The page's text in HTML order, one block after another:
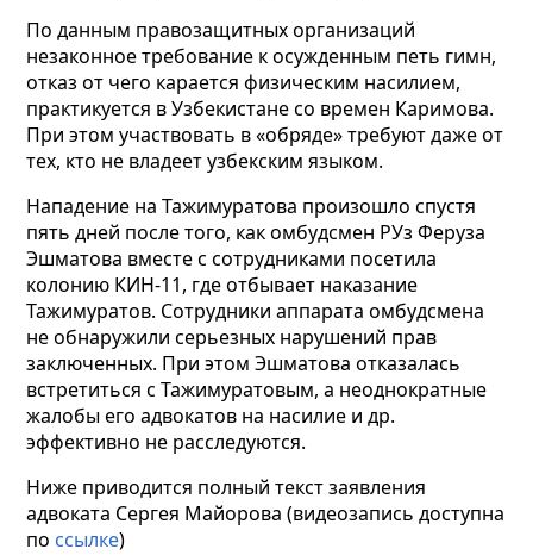
По данным правозащитных организаций
незаконное требование к осужденным петь гимн,
отказ от чего карается физическим насилием,
практикуется в Узбекистане со времен Каримова.
При этом участвовать в «обряде» требуют даже от
тех, кто не владеет узбекским языком.
Нападение на Тажимуратова произошло спустя
пять дней после того, как омбудсмен РУз Феруза
Эшматова вместе с сотрудниками посетила
колонию КИН-11, где отбывает наказание
Тажимуратов. Сотрудники аппарата омбудсмена
не обнаружили серьезных нарушений прав
заключенных. При этом Эшматова отказалась
встретиться с Тажимуратовым, а неоднократные
жалобы его адвокатов на насилие и др.
эффективно не расследуются.
Ниже приводится полный текст заявления
адвоката Сергея Майорова (видеозапись доступна
по ссылке)